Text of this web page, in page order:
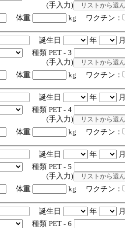
力)
体重 kg ワクチン：
誕生日 年 月
種類 PET - 3
力)
体重 kg ワクチン：
誕生日 年 月
種類 PET - 4
力)
体重 kg ワクチン：
誕生日 年 月
種類 PET - 5
力)
体重 kg ワクチン：
誕生日 年 月
種類 PET - 6